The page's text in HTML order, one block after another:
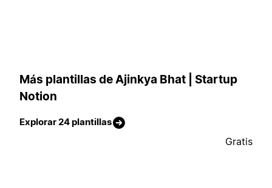
Más plantillas de Ajinkya Bhat | Startup
Notion
Explorar 24 plantillas
Gratis